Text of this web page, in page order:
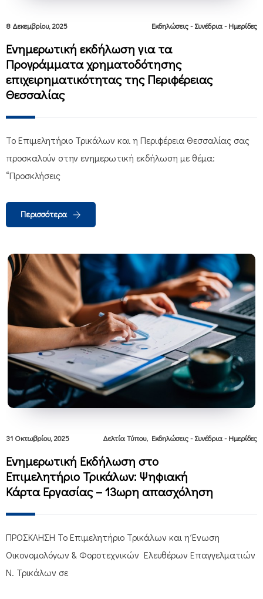
8 Δεκεμβρίου, 2025 Εκδηλώσεις - Συνέδρια - Ημερίδες
Ενημερωτική εκδήλωση για τα
Προγράμματα χρηματοδότησης
επιχειρηματικότητας της Περιφέρειας
Θεσσαλίας
Το Επιμελητήριο Τρικάλων και η Περιφέρεια Θεσσαλίας σας
προσκαλούν στην ενημερωτική εκδήλωση με θέμα:
“Προσκλήσεις
Περισσότερα
31 Οκτωβρίου, 2025 Δελτία Τύπου, Εκδηλώσεις - Συνέδρια - Ημερίδες
Ενημερωτική Εκδήλωση στο
Επιμελητήριο Τρικάλων: Ψηφιακή
Κάρτα Εργασίας – 13ωρη απασχόληση
ΠΡΟΣΚΛΗΣΗ Το Επιμελητήριο Τρικάλων και η Ένωση
Οικονομολόγων & Φοροτεχνικών Ελευθέρων Επαγγελματιών
Ν. Τρικάλων σε